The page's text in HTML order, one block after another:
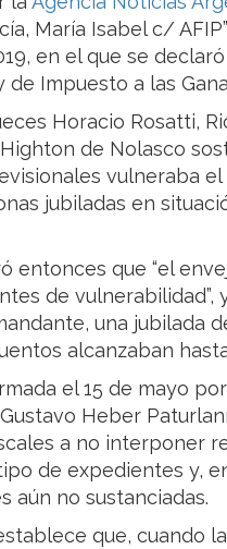
María Isabel c/
en el que se
de Impuesto a las
Horacio Rosatti,
de Nolasco
vulneraba
jubiladas en
entonces que “el
de
una jubilada
alcanzaban
el 15 de mayo
Heber
a no interponer
de expedientes y,
aún no sustanciadas.
que, cuando